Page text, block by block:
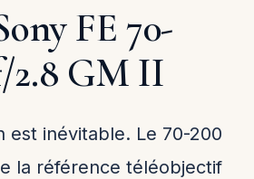
FE 70-
2.8 GM II
est inévitable. Le 70-200
la référence téléobjectif